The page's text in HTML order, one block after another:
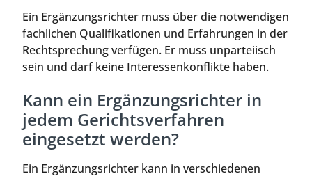
Ein Ergänzungsrichter muss über die notwendigen
fachlichen Qualifikationen und Erfahrungen in der
Rechtsprechung verfügen. Er muss unparteiisch
sein und darf keine Interessenkonflikte haben.
Kann ein Ergänzungsrichter in
jedem Gerichtsverfahren
eingesetzt werden?
Ein Ergänzungsrichter kann in verschiedenen